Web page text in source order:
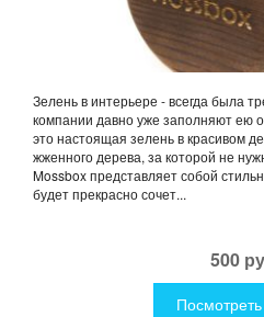
Зелень в интерьере - всегда была
компании давно уже заполняют ею
это настоящая зелень в красивом
жженного дерева, за которой не
Mossbox представляет собой
будет прекрасно сочет...
500